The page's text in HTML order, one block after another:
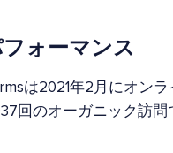
ォーマンス
は2021年2月にオン
回のオーガニック訪問